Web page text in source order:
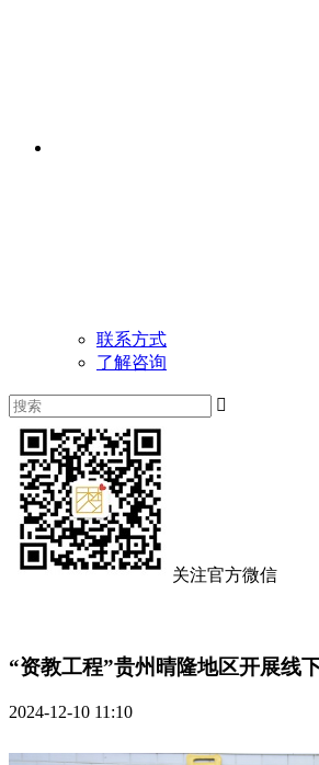
联系方式
了解咨询

关注官方微信
“资教工程”贵州晴隆地区开展线
2024-12-10 11:10